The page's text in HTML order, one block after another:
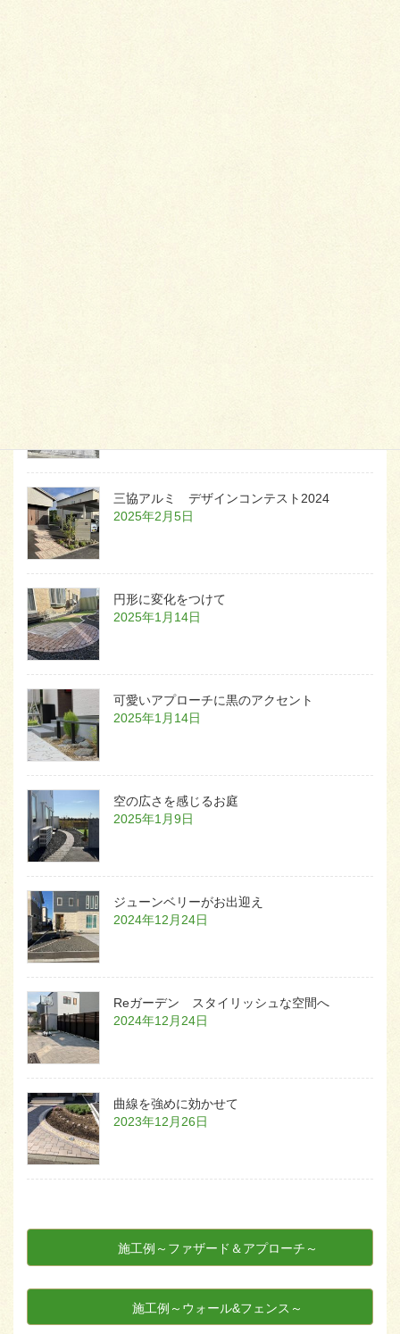
三協アルミ デザインコンテスト2024
2025年2月5日
円形に変化をつけて
2025年1月14日
可愛いアプローチに黒のアクセント
2025年1月14日
空の広さを感じるお庭
2025年1月9日
ジューンベリーがお出迎え
2024年12月24日
Reガーデン スタイリッシュな空間へ
2024年12月24日
曲線を強めに効かせて
2023年12月26日
施工例～ファザード＆アプローチ～
施工例～ウォール&フェンス～